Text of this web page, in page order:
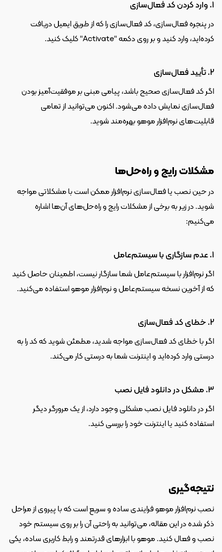
1. وارد کردن کد فعال‌سازی
کرده‌اید، وارد کنید و بر روی دکمه "Activate" کلیک کنید.
2. تأیید فعال‌سازی
قابلیت‌های نرم‌افزار موهو بهره‌مند شوید.
مشکلات رایج و راه‌حل‌ها
می‌کنیم:
1. عدم سازگاری با سیستم‌عامل
که از آخرین نسخه سیستم‌عامل و نرم‌افزار موهو استفاده می‌کنید.
2. خطای کد فعال‌سازی
درستی وارد کرده‌اید و اینترنت شما به درستی کار می‌کند.
3. مشکل در دانلود فایل نصب
استفاده کنید یا اینترنت خود را بررسی کنید.
نتیجه‌گیری